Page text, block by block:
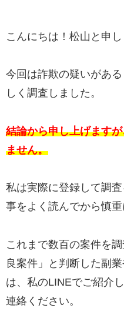
こんにちは！松山と申し
今回は詐欺の疑いがあ
しく調査しました。
結論から申し上げます
ません。
私は実際に登録して調
事をよく読んでから慎重
これまで数百の案件を
良案件」と判断した副
は、私のLINEでご紹介
連絡ください。